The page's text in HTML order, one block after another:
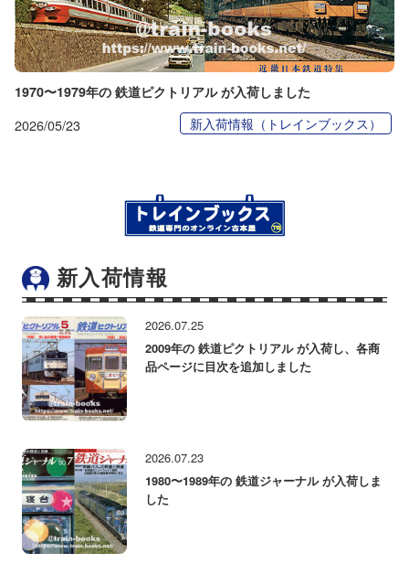
1970〜1979年の 鉄道ピクトリアル が入荷しました
2026/05/23 新入荷情報（トレインブックス）
新入荷情報
2026.07.25
2009年の 鉄道ピクトリアル が入荷し、各商
品ページに目次を追加しました
2026.07.23
1980〜1989年の 鉄道ジャーナル が入荷しま
した